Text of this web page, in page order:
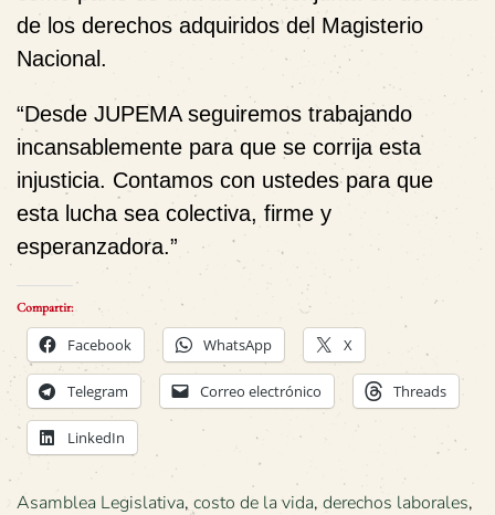
de los derechos adquiridos del Magisterio
Nacional.
“Desde JUPEMA seguiremos trabajando
incansablemente para que se corrija esta
injusticia. Contamos con ustedes para que
esta lucha sea colectiva, firme y
esperanzadora.”
Compartir:
Facebook WhatsApp X
Telegram Correo electrónico Threads
LinkedIn
Asamblea Legislativa, costo de la vida, derechos laborales,